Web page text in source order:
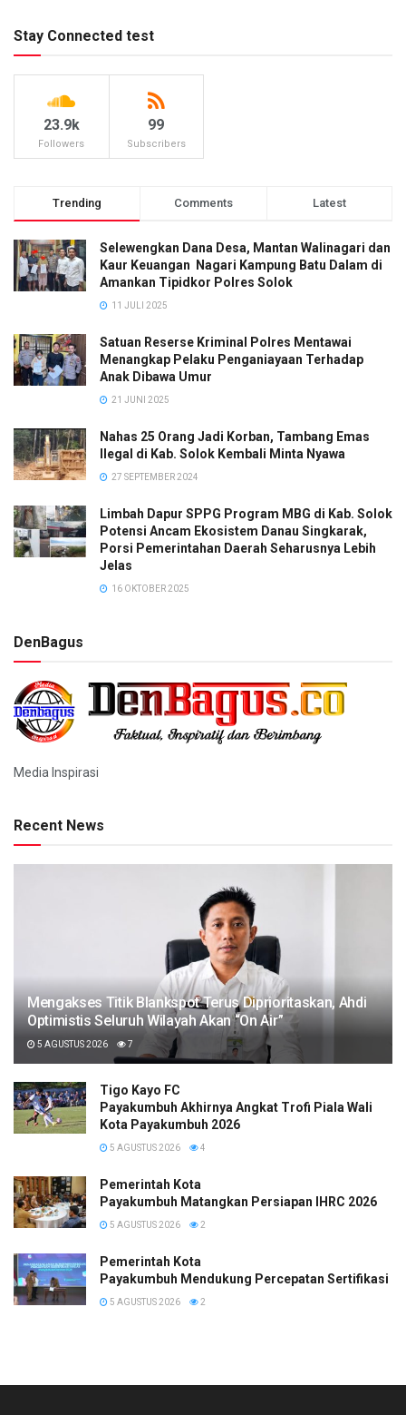
Stay Connected test
23.9k
Followers
99
Subscribers
Trending Comments Latest
Selewengkan Dana Desa, Mantan Walinagari dan
Kaur Keuangan Nagari Kampung Batu Dalam di
Amankan Tipidkor Polres Solok
11 JULI 2025
Satuan Reserse Kriminal Polres Mentawai
Menangkap Pelaku Penganiayaan Terhadap
Anak Dibawa Umur
21 JUNI 2025
Nahas 25 Orang Jadi Korban, Tambang Emas
Ilegal di Kab. Solok Kembali Minta Nyawa
27 SEPTEMBER 2024
Limbah Dapur SPPG Program MBG di Kab. Solok
Potensi Ancam Ekosistem Danau Singkarak,
Porsi Pemerintahan Daerah Seharusnya Lebih
Jelas
16 OKTOBER 2025
DenBagus
Media Inspirasi
Recent News
Mengakses Titik Blankspot Terus Diprioritaskan, Ahdi
Optimistis Seluruh Wilayah Akan “On Air”
5 AGUSTUS 2026 7
Tigo Kayo FC
Payakumbuh Akhirnya Angkat Trofi Piala Wali
Kota Payakumbuh 2026
5 AGUSTUS 2026 4
Pemerintah Kota
Payakumbuh Matangkan Persiapan IHRC 2026
5 AGUSTUS 2026 2
Pemerintah Kota
Payakumbuh Mendukung Percepatan Sertifikasi
5 AGUSTUS 2026 2